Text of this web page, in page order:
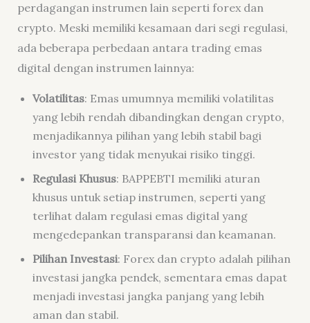
perdagangan instrumen lain seperti forex dan
crypto. Meski memiliki kesamaan dari segi regulasi,
ada beberapa perbedaan antara trading emas
digital dengan instrumen lainnya:
Volatilitas: Emas umumnya memiliki volatilitas
yang lebih rendah dibandingkan dengan crypto,
menjadikannya pilihan yang lebih stabil bagi
investor yang tidak menyukai risiko tinggi.
Regulasi Khusus: BAPPEBTI memiliki aturan
khusus untuk setiap instrumen, seperti yang
terlihat dalam regulasi emas digital yang
mengedepankan transparansi dan keamanan.
Pilihan Investasi: Forex dan crypto adalah pilihan
investasi jangka pendek, sementara emas dapat
menjadi investasi jangka panjang yang lebih
aman dan stabil.